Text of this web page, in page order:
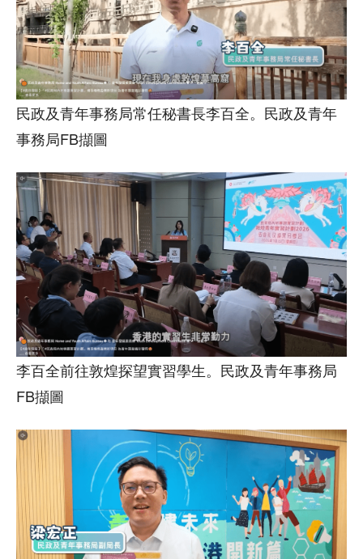
民政及青年事務局常任秘書長李百全。民政及青年
事務局FB擷圖
李百全前往敦煌探望實習學生。民政及青年事務局
FB擷圖